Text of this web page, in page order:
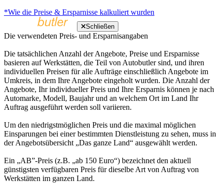
*Wie die Preise & Ersparnisse kalkuliert wurden
Schließen
Die verwendeten Preis- und Ersparnisangaben
Die tatsächlichen Anzahl der Angebote, Preise und Ersparnisse
basieren auf Werkstätten, die Teil von Autobutler sind, und ihren
individuellen Preisen für alle Aufträge einschließlich Angebote im
Umkreis, in dem Ihre Angebote eingeholt wurden. Die Anzahl der
Angebote, Ihr individueller Preis und Ihre Ersparnis können je nach
Automarke, Modell, Baujahr und an welchem Ort im Land Ihr
Auftrag ausgeführt werden soll variieren.
Um den niedrigstmöglichen Preis und die maximal möglichen
Einsparungen bei einer bestimmten Dienstleistung zu sehen, muss in
der Angebotsübersicht „Das ganze Land“ ausgewählt werden.
Ein „AB”-Preis (z.B. „ab 150 Euro“) bezeichnet den aktuell
günstigsten verfügbaren Preis für dieselbe Art von Auftrag von
Werkstätten im ganzen Land.